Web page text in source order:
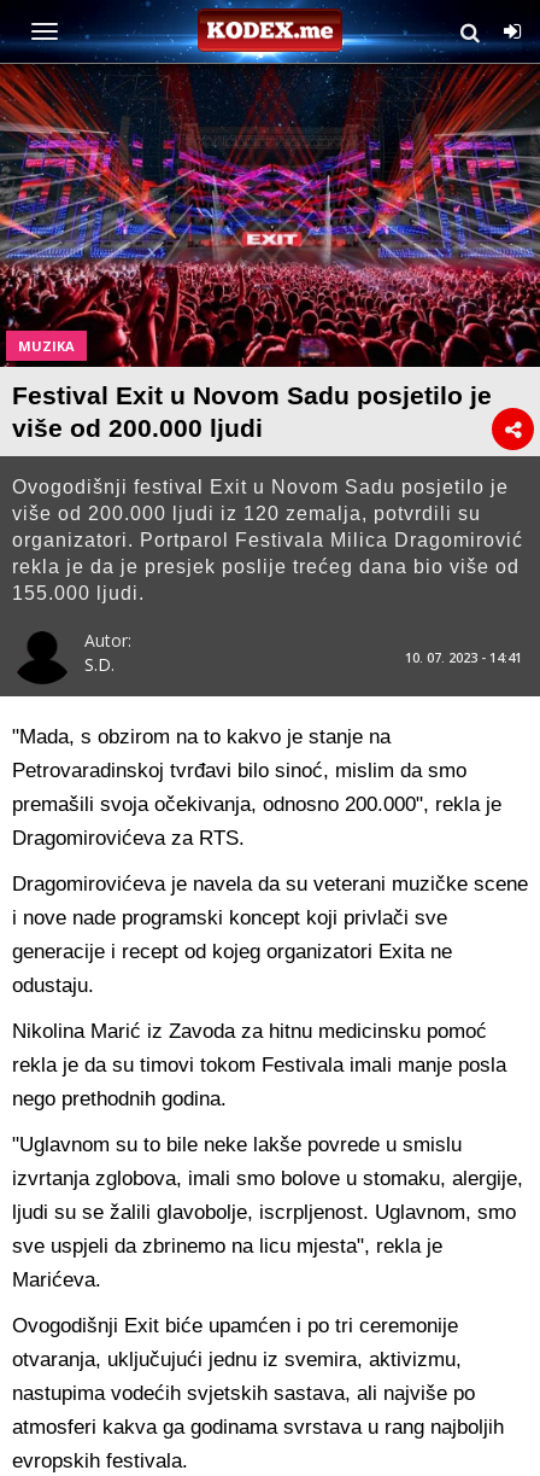
MUZIKA
Festival Exit u Novom Sadu posjetilo je
više od 200.000 ljudi
Ovogodišnji festival Exit u Novom Sadu posjetilo je
više od 200.000 ljudi iz 120 zemalja, potvrdili su
organizatori. Portparol Festivala Milica Dragomirović
rekla je da je presjek poslije trećeg dana bio više od
155.000 ljudi.
Autor:
S.D.
10. 07. 2023 - 14:41
"Mada, s obzirom na to kakvo je stanje na
Petrovaradinskoj tvrđavi bilo sinoć, mislim da smo
premašili svoja očekivanja, odnosno 200.000", rekla je
Dragomirovićeva za RTS.
Dragomirovićeva je navela da su veterani muzičke scene
i nove nade programski koncept koji privlači sve
generacije i recept od kojeg organizatori Exita ne
odustaju.
Nikolina Marić iz Zavoda za hitnu medicinsku pomoć
rekla je da su timovi tokom Festivala imali manje posla
nego prethodnih godina.
"Uglavnom su to bile neke lakše povrede u smislu
izvrtanja zglobova, imali smo bolove u stomaku, alergije,
ljudi su se žalili glavobolje, iscrpljenost. Uglavnom, smo
sve uspjeli da zbrinemo na licu mjesta", rekla je
Marićeva.
Ovogodišnji Exit biće upamćen i po tri ceremonije
otvaranja, uključujući jednu iz svemira, aktivizmu,
nastupima vodećih svjetskih sastava, ali najviše po
atmosferi kakva ga godinama svrstava u rang najboljih
evropskih festivala.